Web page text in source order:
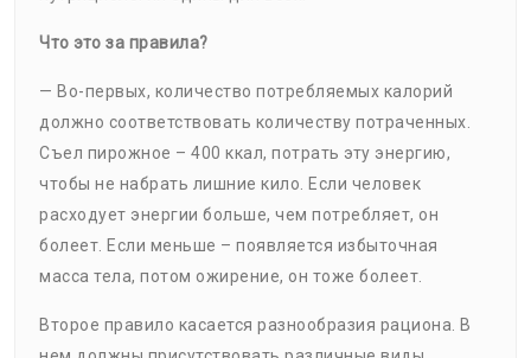
Что это за правила?
— Во-первых, количество потребляемых калорий
должно соответствовать количеству потраченных.
Съел пирожное – 400 ккал, потрать эту энергию,
чтобы не набрать лишние кило. Если человек
расходует энергии больше, чем потребляет, он
болеет. Если меньше – появляется избыточная
масса тела, потом ожирение, он тоже болеет.
Второе правило касается разнообразия рациона. В